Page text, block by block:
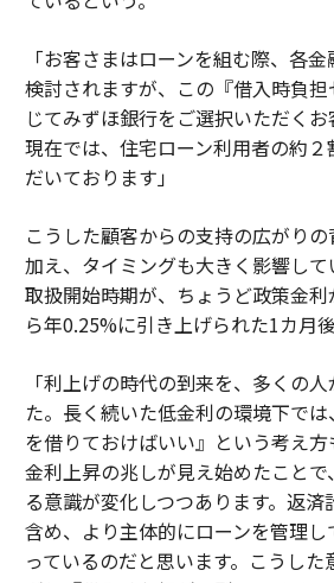
「お客さまはローンを組む際、各
検討されますが、この『借入時負
じてみずほ銀行をご選択いただくお
現在では、住宅ローン利用者の約
だいております」
こうした顧客からの支持の広がり
加え、タイミングも大きく影響して
取扱開始時期が、ちょうど政策金
ら年0.25%に引き上げられた1カ月
「利上げの時代の到来を、多くの
た。長く続いた低金利の環境下で
を借りておけばいい』という考え方
金利上昇の兆しが見え始めたこと
る意識が変化しつつあります。返済
含め、より主体的にローンを管理
っているのだと思います。こうし